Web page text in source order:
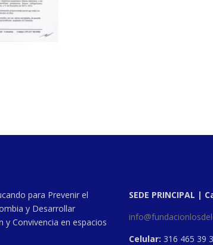
para Prevenir el
y Desarrollar
Convivencia en espacios
SEDE PRINCIPAL |
Celular: 316 465 39